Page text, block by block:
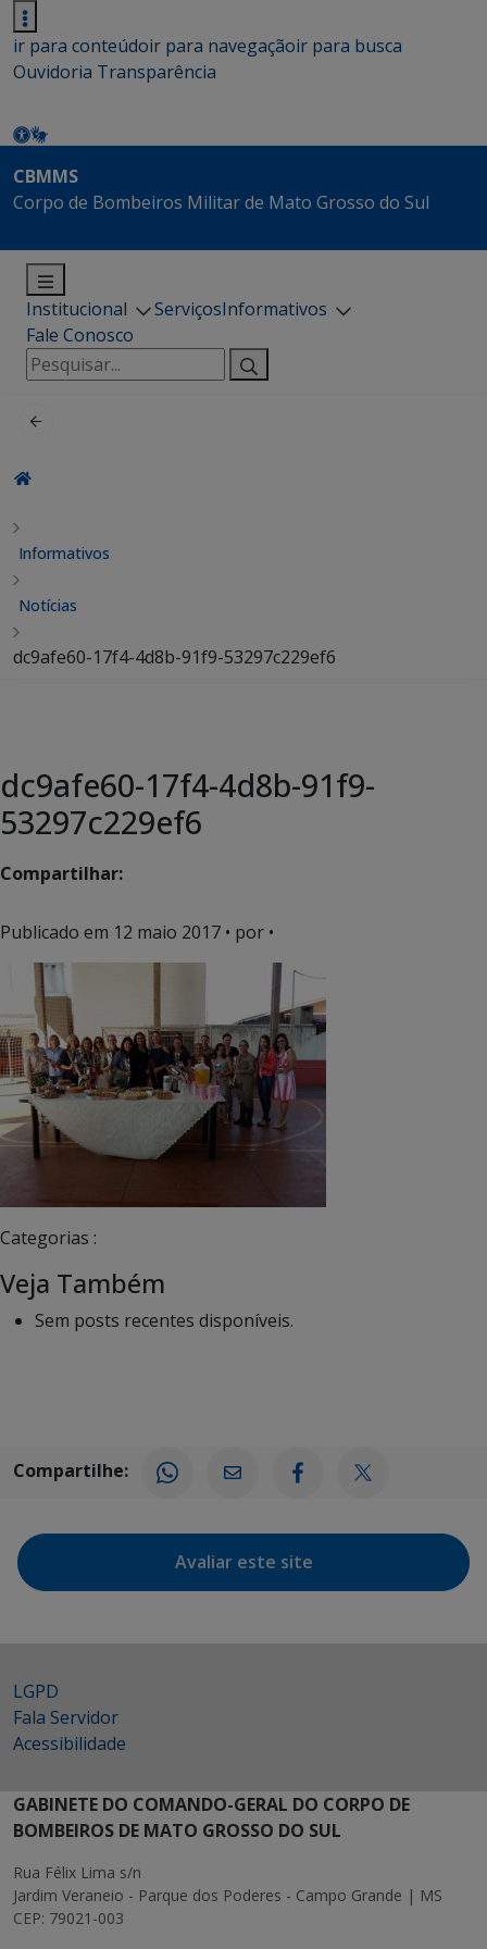
ir para conteúdoir para navegaçãoir para busca
Ouvidoria Transparência
CBMMS
Corpo de Bombeiros Militar de Mato Grosso do Sul
Institucional ServiçosInformativos
Fale Conosco
Pesquisar
por:
Informativos
Notícias
dc9afe60-17f4-4d8b-91f9-53297c229ef6
dc9afe60-17f4-4d8b-91f9-
53297c229ef6
Compartilhar:
Publicado em 12 maio 2017 • por •
Categorias :
Veja Também
Sem posts recentes disponíveis.
Compartilhe:
Avaliar este site
LGPD
Fala Servidor
Acessibilidade
GABINETE DO COMANDO-GERAL DO CORPO DE
BOMBEIROS DE MATO GROSSO DO SUL
Rua Félix Lima s/n
Jardim Veraneio - Parque dos Poderes - Campo Grande | MS
CEP: 79021-003